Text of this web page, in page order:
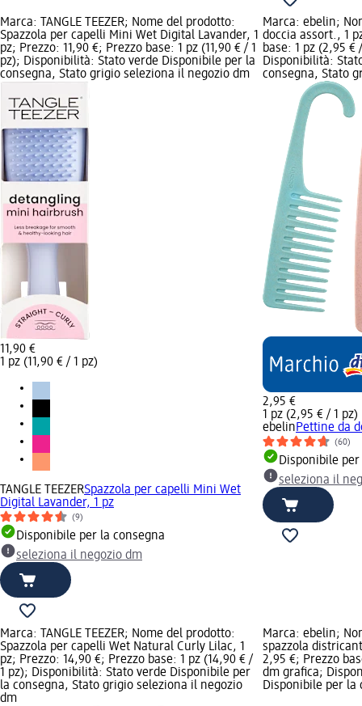
Marca: TANGLE TEEZER; Nome del prodotto:
Spazzola per capelli Mini Wet Digital Lavander, 1
pz; Prezzo: 11,90 €; Prezzo base: 1 pz (11,90 € / 1
pz); Disponibilità: Stato verde Disponibile per la
consegna, Stato grigio seleziona il negozio dm
11,90 €
1 pz (11,90 € / 1 pz)
TANGLE TEEZERSpazzola per capelli Mini Wet
Digital Lavander, 1 pz
(9)
Disponibile per la consegna
seleziona il negozio dm
Marca: ebelin;
doccia assort., 1
base: 1 pz (2,95
Disponibilità:
consegna, Stato
2,95 €
1 pz (2,95 € / 1 pz)
ebelinPettine da
(60)
Disponibile
seleziona il
Marca: TANGLE TEEZER; Nome del prodotto:
Spazzola per capelli Wet Natural Curly Lilac, 1
pz; Prezzo: 14,90 €; Prezzo base: 1 pz (14,90 € /
1 pz); Disponibilità: Stato verde Disponibile per
la consegna, Stato grigio seleziona il negozio
dm
Marca: ebelin;
spazzola
2,95 €; Prezzo
dm grafica;
Disponibile per la